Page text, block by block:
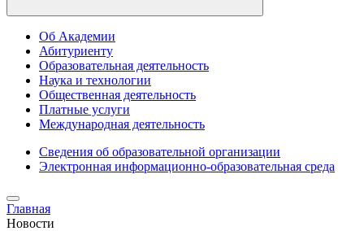
Об Академии
Абитуриенту
Образовательная деятельность
Наука и технологии
Общественная деятельность
Платные услуги
Международная деятельность
Сведения об образовательной организации
Электронная информационно-образовательная среда
Главная
Новости